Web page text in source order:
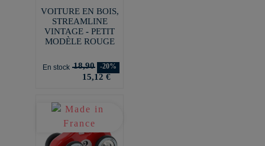
VOITURE EN BOIS,
STREAMLINE
VINTAGE - PETIT
MODÈLE ROUGE
En stock 18,90 -20%
15,12 €